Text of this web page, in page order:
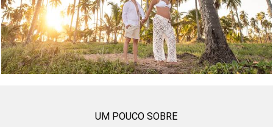
281 0
UM POUCO SOBRE